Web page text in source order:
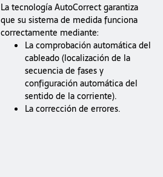
La tecnología AutoCorrect garantiza
que su sistema de medida funciona
correctamente mediante:
La comprobación automática del
cableado (localización de la
secuencia de fases y
configuración automática del
sentido de la corriente).
La corrección de errores.